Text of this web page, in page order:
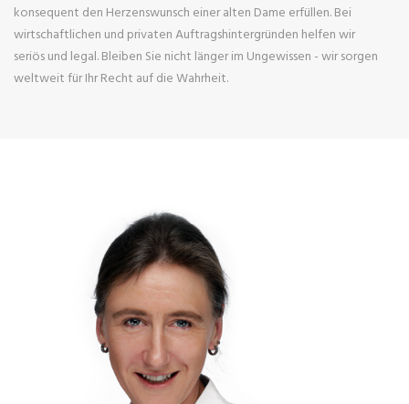
konsequent den Herzenswunsch einer alten Dame erfüllen. Bei
wirtschaftlichen und privaten Auftragshintergründen helfen wir
seriös und legal. Bleiben Sie nicht länger im Ungewissen - wir sorgen
weltweit für Ihr Recht auf die Wahrheit.